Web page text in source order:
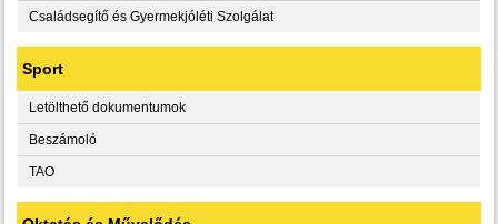
Családsegítő és Gyermekjóléti Szolgálat
Sport
Letölthető dokumentumok
Beszámoló
TAO